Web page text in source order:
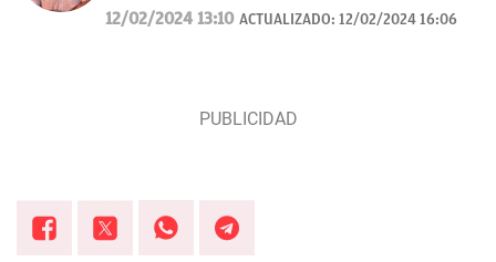
'El Hormiguero', 'La Revuelta', 'Equipo de
investigación', 'Pasapalabra' y me encanta estudiar
12/02/2024 13:10 ACTUALIZADO: 12/02/2024 16:06